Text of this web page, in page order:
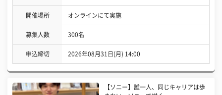
開催場所 オンラインにて実施
募集人数 300名
申込締切 2026年08月31日(月) 14:00
【ソニー】誰一人、同じキャリアは歩